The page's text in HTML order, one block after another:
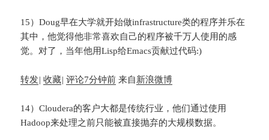
15）Doug早在大学就开始做infrastructure类的程序并乐在
其中，他觉得他非常喜欢自己的程序被千万人使用的感
觉。对了，当年他用Lisp给Emacs贡献过代码:)
转发| 收藏| 评论7分钟前 来自新浪微博
14）Cloudera的客户大都是传统行业，他们通过使用
Hadoop来处理之前只能被直接抛弃的大规模数据。